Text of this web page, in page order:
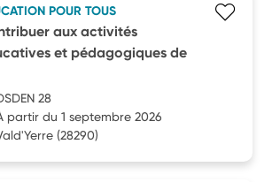
POUR TOUS
aux activités
et pédagogiques de
28
partir du 1 septembre 2026
(28290)